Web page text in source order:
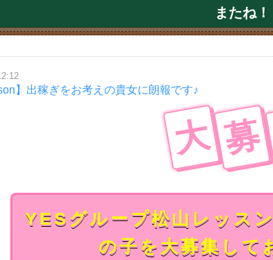
またね！
】出稼ぎをお考えの貴女に朗報です♪
大 募
YESグループ松山レッス
の子を大募集して